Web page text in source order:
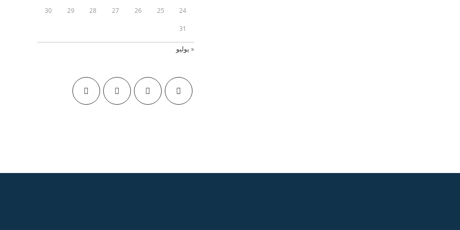
24
25
26
27
28
29
30
31
« يوليو